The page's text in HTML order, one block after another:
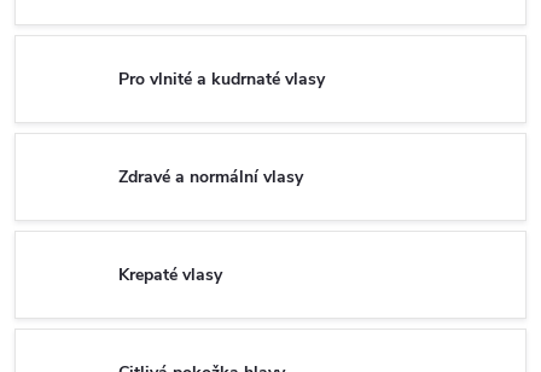
Pro vlnité a kudrnaté vlasy
Zdravé a normální vlasy
Krepaté vlasy